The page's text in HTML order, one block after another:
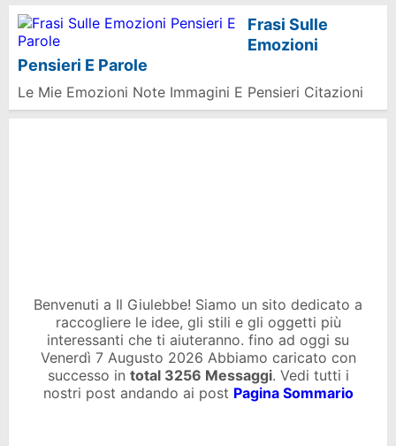
Frasi Sulle
Emozioni
Pensieri E Parole
Le Mie Emozioni Note Immagini E Pensieri Citazioni
Benvenuti a Il Giulebbe! Siamo un sito dedicato a
raccogliere le idee, gli stili e gli oggetti più
interessanti che ti aiuteranno. fino ad oggi su
Venerdì 7 Augusto 2026 Abbiamo caricato con
successo in total 3256 Messaggi. Vedi tutti i
nostri post andando ai post Pagina Sommario